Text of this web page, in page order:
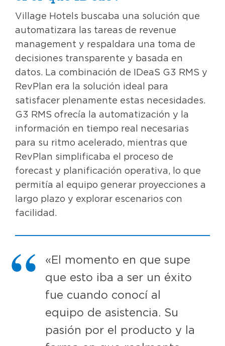
Village Hotels buscaba una solución que
automatizara las tareas de revenue
management y respaldara una toma de
decisiones transparente y basada en
datos. La combinación de IDeaS G3 RMS y
RevPlan era la solución ideal para
satisfacer plenamente estas necesidades.
G3 RMS ofrecía la automatización y la
información en tiempo real necesarias
para su ritmo acelerado, mientras que
RevPlan simplificaba el proceso de
forecast y planificación operativa, lo que
permitía al equipo generar proyecciones a
largo plazo y explorar escenarios con
facilidad.
«El momento en que supe
que esto iba a ser un éxito
fue cuando conocí al
equipo de asistencia. Su
pasión por el producto y la